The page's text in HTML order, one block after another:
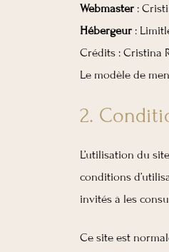
Webmaster :
Hébergeur :
Crédits : Cristina
Le modèle de
2.
L’utilisation du site
conditions
invités à les
Ce site est